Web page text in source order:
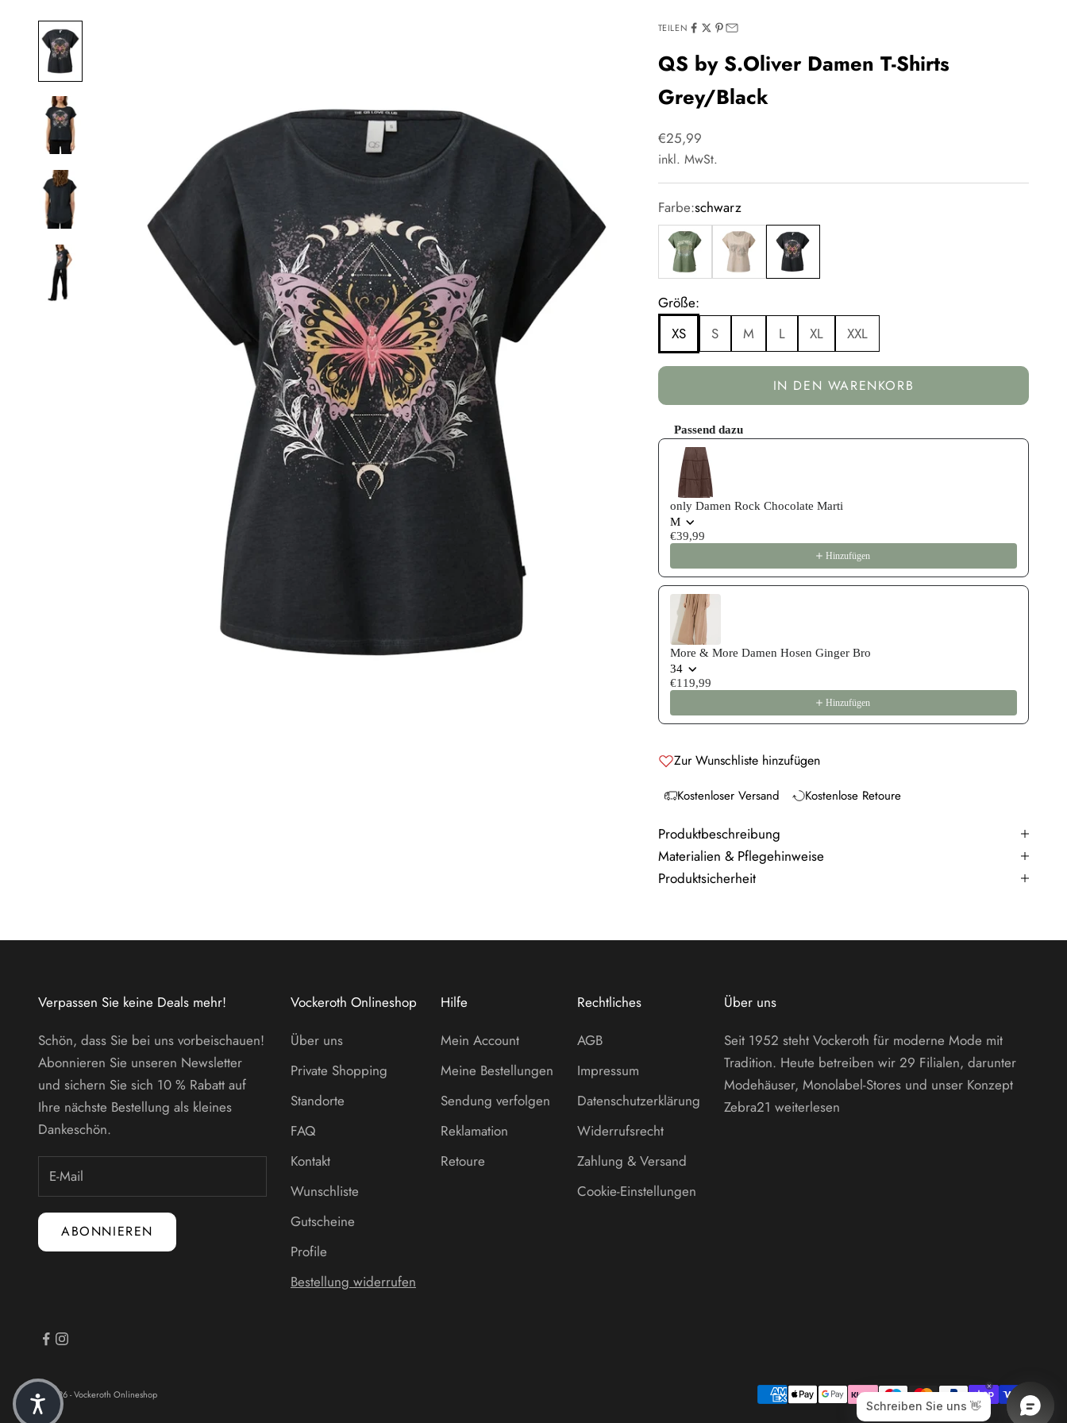
TEILEN
QS by S.Oliver Damen T-Shirts
Grey/Black
Angebot
€25,99
inkl. MwSt.
Farbe:schwarz
grün
beige schwarz
Größe:
XS
S M L XL XXL
IN DEN WARENKORB
Passend dazu
Use the Previous and Next buttons to navigate through product
only Damen Rock Chocolate Marti
M
€39,99
Hinzufügen
More & More Damen Hosen Ginger Bro
34
€119,99
Hinzufügen
Zur Wunschliste hinzufügen
Kostenloser Versand Kostenlose Retoure
Produktbeschreibung
Materialien & Pflegehinweise
Produktsicherheit
Verpassen Sie keine Deals mehr!
Schön, dass Sie bei uns vorbeischauen!
Abonnieren Sie unseren Newsletter
und sichern Sie sich 10 % Rabatt auf
Ihre nächste Bestellung als kleines
Dankeschön.
ABONNIEREN
Vockeroth Onlineshop
Über uns
Private Shopping
Standorte
FAQ
Kontakt
Wunschliste
Gutscheine
Profile
Bestellung widerrufen
Hilfe
Mein Account
Meine Bestellungen
Sendung verfolgen
Reklamation
Retoure
Rechtliches
AGB
Impressum
Datenschutzerklärung
Widerrufsrecht
Zahlung & Versand
Cookie-Einstellungen
Über uns
Seit 1952 steht Vockeroth für moderne Mode mit
Tradition. Heute betreiben wir 29 Filialen, darunter
Modehäuser, Monolabel-Stores und unser Konzept
Zebra21 weiterlesen
© 2026 - Vockeroth Onlineshop